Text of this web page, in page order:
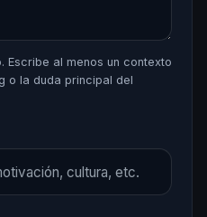
Escribe al menos un contexto
o la duda principal del